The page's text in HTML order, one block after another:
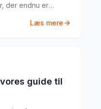
der endnu er
var for enLæs mere
guide til